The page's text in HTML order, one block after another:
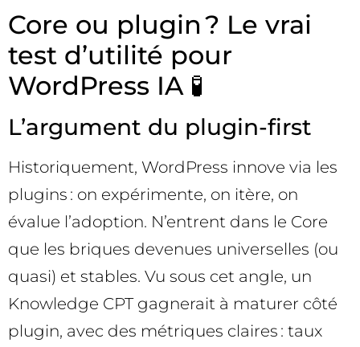
Core ou plugin ? Le vrai
test d’utilité pour
WordPress IA 🧪
L’argument du plugin-first
Historiquement, WordPress innove via les
plugins : on expérimente, on itère, on
évalue l’adoption. N’entrent dans le Core
que les briques devenues universelles (ou
quasi) et stables. Vu sous cet angle, un
Knowledge CPT gagnerait à maturer côté
plugin, avec des métriques claires : taux